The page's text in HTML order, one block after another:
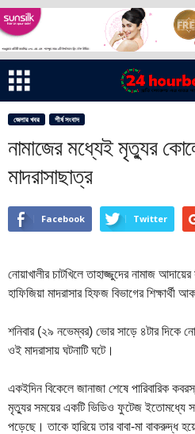
জেলার খবর শীর্ষ সংবাদ
নামাজের মধ্যেই মৃত্যুর
মাদরাসাছাত্র
Facebook Twitter
নোয়াখালীর চাটখিলে তাহাজ্জুদের নামাজ
হাফিজিয়া মাদরাসার হিফজ বিভাগের শিক্ষার্থী
শনিবার (২৯ নভেম্বর) ভোর সাড়ে ৪টার দিকে
ওই মাদরাসায় ঘটনাটি ঘটে।
একইদিন বিকেলে জানাজা শেষে পারিবারিক
মৃত্যুর সময়ের একটি ভিডিও ফুটেজ ইতোমধ্যে
পড়েছে। তাকে হারিয়ে তার বাবা-মা বাকরুদ্ধ